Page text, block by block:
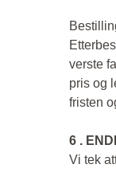
verste
pris og
fristen
6 .
Vi tek